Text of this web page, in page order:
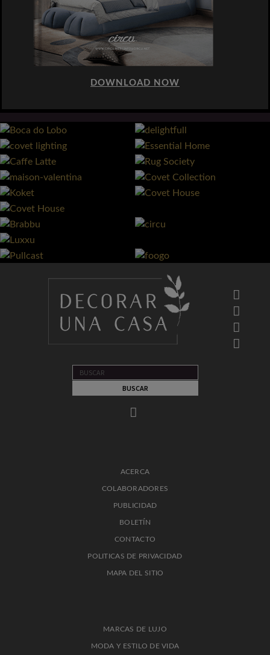
DOWNLOAD NOW
ACERCA
COLABORADORES
PUBLICIDAD
BOLETÍN
CONTACTO
POLITICAS DE PRIVACIDAD
MAPA DEL SITIO
MARCAS DE LUJO
MODA Y ESTILO DE VIDA